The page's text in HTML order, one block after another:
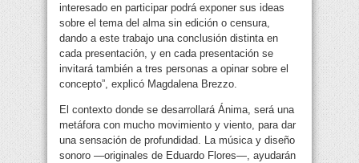
interesado en participar podrá exponer sus ideas
sobre el tema del alma sin edición o censura,
dando a este trabajo una conclusión distinta en
cada presentación, y en cada presentación se
invitará también a tres personas a opinar sobre el
concepto”, explicó Magdalena Brezzo.
El contexto donde se desarrollará Ánima, será una
metáfora con mucho movimiento y viento, para dar
una sensación de profundidad. La música y diseño
sonoro —originales de Eduardo Flores—, ayudarán